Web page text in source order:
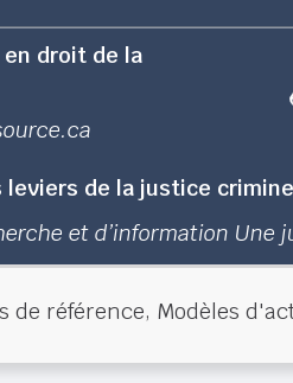
droit de la
de la justice
et d’information Une
de référence, Modèles